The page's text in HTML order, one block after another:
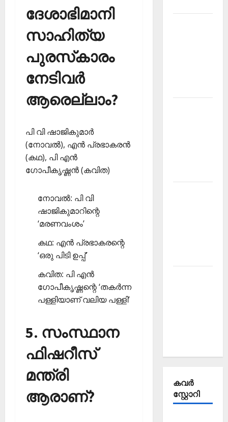
ദേശാഭിമാനി
സാഹിത്യ
പുരസ്‌കാരം
നേടിവര്‍
ആരെല്ലാം?
പി വി ഷാജികുമാര്‍
(നോവല്‍), എന്‍ പ്രഭാകരന്‍
(കഥ), പി എന്‍
ഗോപീകൃഷ്ണന്‍ (കവിത)
നോവല്‍: പി വി
ഷാജികുമാറിന്റെ
‘മരണവംശം’
കഥ: എന്‍ പ്രഭാകരന്റെ
‘ഒരു പിടി ഉപ്പ്’
കവിത: പി എന്‍
ഗോപീകൃഷ്ണന്റെ ‘തകര്‍ന്ന
പള്ളിയാണ് വലിയ പള്ളി’
5. സംസ്ഥാന
ഫിഷറീസ്
മന്ത്രി
ആരാണ്?
കവര്‍
സ്റ്റോറി